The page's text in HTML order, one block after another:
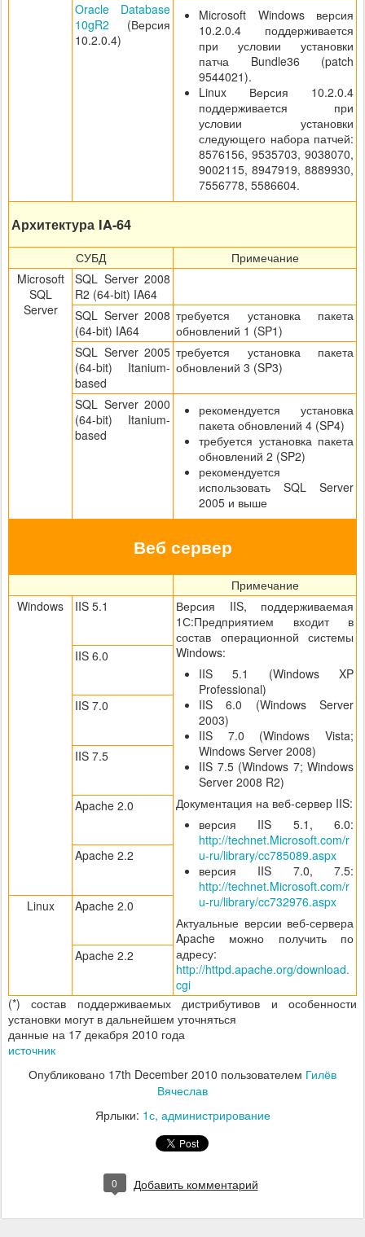
Oracle Database
10gR2 (Версия
10.2.0.4)
Microsoft Windows версия
10.2.0.4 поддерживается
при условии установки
патча Bundle36 (patch
9544021).
Linux Версия 10.2.0.4
поддерживается при
условии установки
следующего набора патчей:
8576156, 9535703, 9038070,
9002115, 8947919, 8889930,
7556778, 5586604.
Архитектура IA-64
СУБД
Примечание
Microsoft
SQL
Server
SQL Server 2008
R2 (64-bit) IA64
SQL Server 2008
(64-bit) IA64
требуется установка пакета
обновлений 1 (SP1)
SQL Server 2005
(64-bit) Itanium-
based
требуется установка пакета
обновлений 3 (SP3)
SQL Server 2000
(64-bit) Itanium-
based
рекомендуется установка
пакета обновлений 4 (SP4)
требуется установка пакета
обновлений 2 (SP2)
рекомендуется
использовать SQL Server
2005 и выше
Веб сервер
Примечание
Windows
IIS 5.1
Версия IIS, поддерживаемая
1С:Предприятием входит в
состав операционной системы
Windows:
IIS 5.1 (Windows XP
Professional)
IIS 6.0 (Windows Server
2003)
IIS 7.0 (Windows Vista;
Windows Server 2008)
IIS 7.5 (Windows 7; Windows
Server 2008 R2)
Документация на веб-сервер IIS:
версия IIS 5.1, 6.0:
http://technet.Microsoft.com/r
u-ru/library/cc785089.aspx
версия IIS 7.0, 7.5:
http://technet.Microsoft.com/r
u-ru/library/cc732976.aspx
Актуальные версии веб-сервера
Apache можно получить по
адресу:
http://httpd.apache.org/download.
cgi
IIS 6.0
IIS 7.0
IIS 7.5
Apache 2.0
Apache 2.2
Linux Apache 2.0
Apache 2.2
(*) состав поддерживаемых дистрибутивов и особенности
установки могут в дальнейшем уточняться
данные на 17 декабря 2010 года
источник
Опубликовано 17th December 2010 пользователем Гилёв
Вячеслав
Ярлыки: 1с администрирование
0 Добавить комментарий